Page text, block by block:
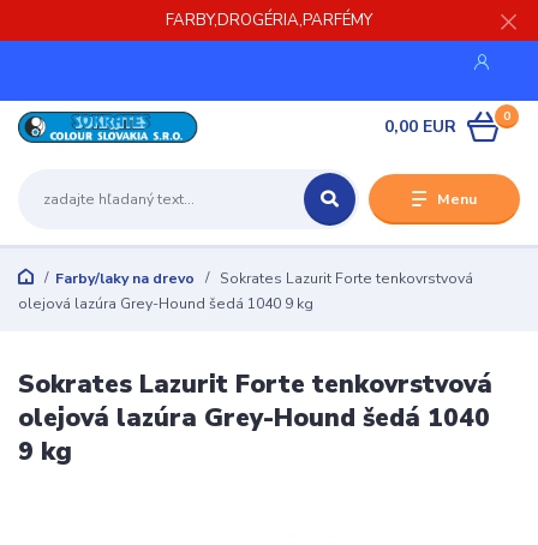
FARBY,DROGÉRIA,PARFÉMY
Menu
0
0,00 EUR
Farby/laky na drevo
Sokrates Lazurit Forte tenkovrstvová
olejová lazúra Grey-Hound šedá 1040 9 kg
Sokrates Lazurit Forte tenkovrstvová
olejová lazúra Grey-Hound šedá 1040
9 kg